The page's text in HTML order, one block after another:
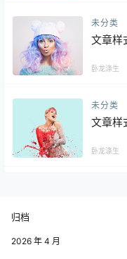
未分类
文章样
卧龙涤生
未分类
文章样
卧龙涤生
归档
2026 年 4 月